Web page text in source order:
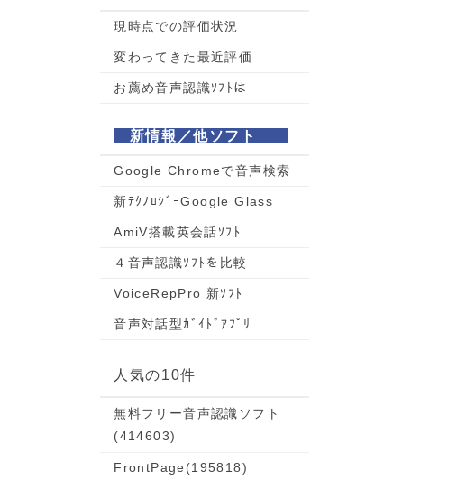
現時点での評価状況
変わってきた最近評価
お薦め音声認識ｿﾌﾄは
新情報／他ソフト
Google Chromeで音声検索
新ﾃｸﾉﾛｼﾞｰGoogle Glass
AmiV搭載英会話ｿﾌﾄ
４音声認識ｿﾌﾄを比較
VoiceRepPro 新ｿﾌﾄ
音声対話型ｶﾞｲﾄﾞｱﾌﾟﾘ
人気の10件
無料フリー音声認識ソフト
(414603)
FrontPage (195818)